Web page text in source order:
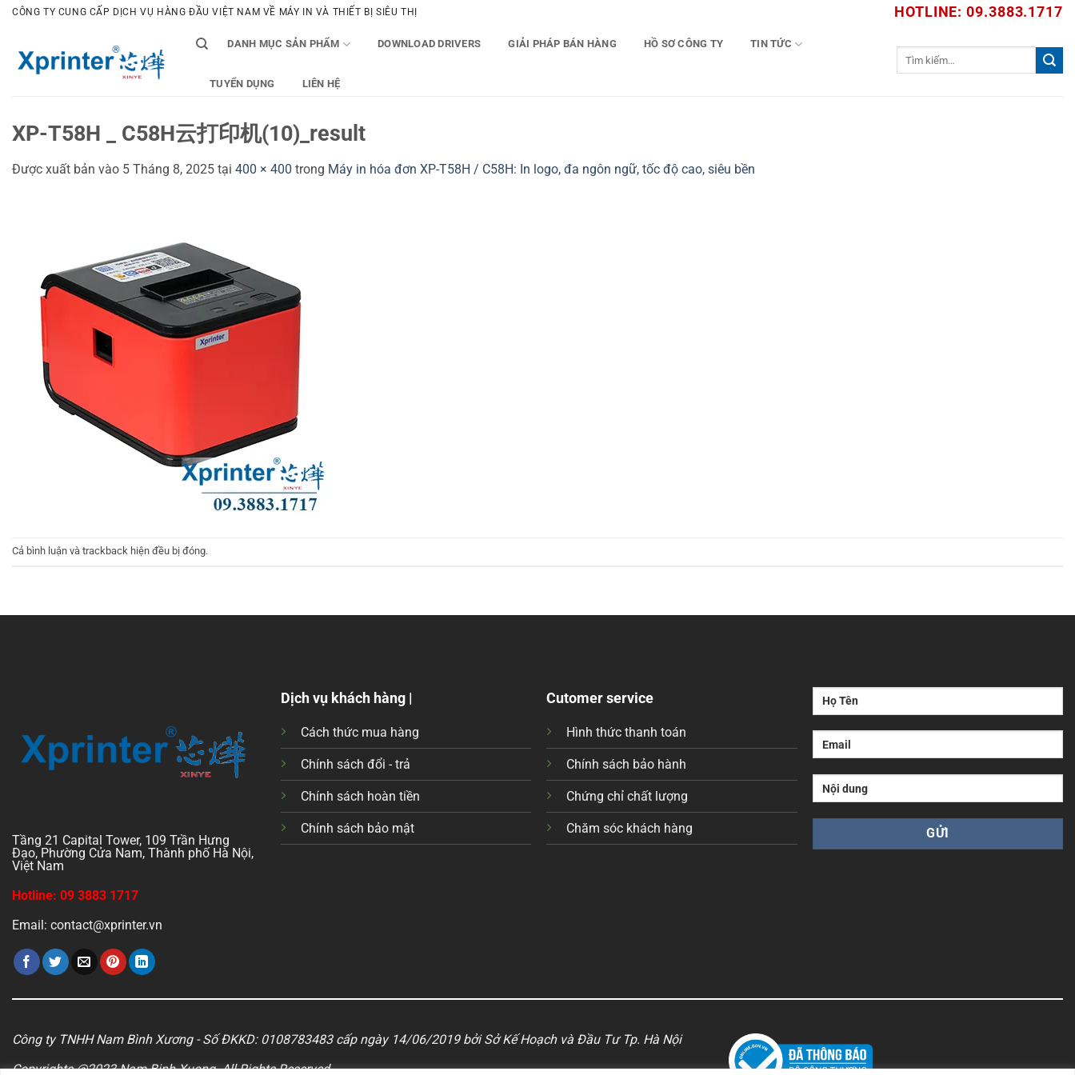
Bỏ
dung
CÔNG TY CUNG CẤP DỊCH VỤ HÀNG ĐẦU VIỆT NAM VỀ MÁY IN VÀ THIẾT BỊ SIÊU THỊ HOTLINE: 09.3883.1717
DANH MỤC SẢN PHẨM DOWNLOAD DRIVERS GIẢI PHÁP BÁN HÀNG HỒ SƠ CÔNG TY TIN TỨC
TUYỂN DỤNG LIÊN HỆ
XP-T58H _ C58H云打印机(10)_result
Được xuất bản vào 5 Tháng 8, 2025 tại 400 × 400 trong Máy in hóa đơn XP-T58H / C58H: In logo, đa ngôn ngữ, tốc độ cao, siêu bền
Cả bình luận và trackback hiện đều bị đóng.
Tầng 21 Capital Tower, 109 Trần Hưng
Đạo, Phường Cửa Nam, Thành phố Hà Nội,
Việt Nam
Hotline: 09 3883 1717
Email: contact@xprinter.vn
Dịch vụ khách hàng |
Cách thức mua hàng
Chính sách đổi - trả
Chính sách hoàn tiền
Chính sách bảo mật
Cutomer service
Hình thức thanh toán
Chính sách bảo hành
Chứng chỉ chất lượng
Chăm sóc khách hàng
Công ty TNHH Nam Bình Xương - Số ĐKKD: 0108783483 cấp ngày 14/06/2019 bởi Sở Kế Hoạch và Đầu Tư Tp. Hà Nội
Copyrights @2023 Nam Binh Xuong. All Rights Reserved